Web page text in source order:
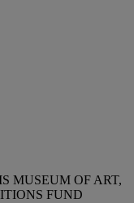
MUSEUM OF ART,
FUND